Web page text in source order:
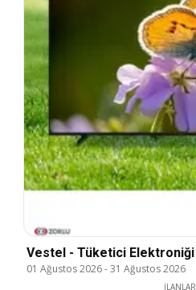
Vestel - Tüketici Elektroniği
01 Ağustos 2026-31 Ağustos 2026
İLANLAR